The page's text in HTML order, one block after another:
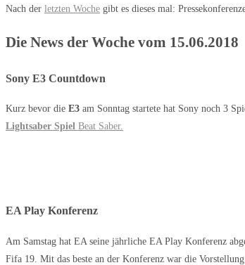
Nach der letzten Woche gibt es dieses mal:
Die News der Woche vom 15.06.2018
Sony E3 Countdown
Kurz bevor die E3 am Sonntag startete hat Sony noch 3
Lightsaber Spiel Beat Saber.
EA Play Konferenz
Am Samstag hat EA seine jährliche EA Play Konferenz
Fifa 19. Mit das beste an der Konferenz war die